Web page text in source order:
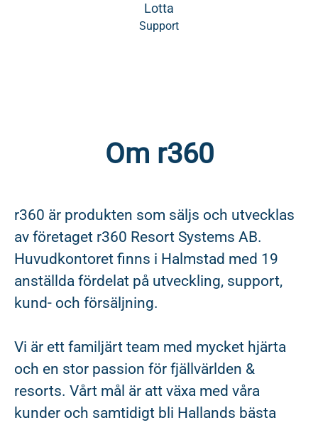
Lotta
Support
Om r360
r360 är produkten som säljs och utvecklas
av företaget r360 Resort Systems AB.
Huvudkontoret finns i Halmstad med 19
anställda fördelat på utveckling, support,
kund- och försäljning.
Vi är ett familjärt team med mycket hjärta
och en stor passion för fjällvärlden &
resorts. Vårt mål är att växa med våra
kunder och samtidigt bli Hallands bästa